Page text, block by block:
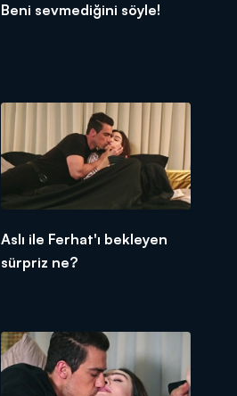
Beni sevmediğini söyle!
Aslı ile Ferhat'ı bekleyen
sürpriz ne?